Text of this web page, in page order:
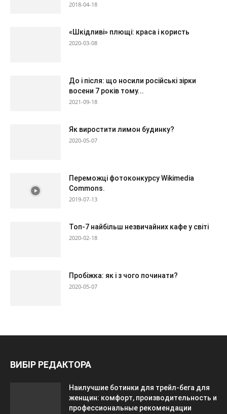
2018-04-18
«Шкідливі» плющі: краса і користь
2020-03-08
До і після: що носили російські зірки
восени 7 років тому...
2021-09-18
Як виростити лимон будинку?
2020-05-07
Переможці фотоконкурсу Wikimedia
Commons.
2019-07-13
Топ-7 найбільш незвичайних кафе у світі
2020-02-18
Пробіжка: як і з чого починати?
2020-05-07
ВИБІР РЕДАКТОРА
Наилучшие ботинки для трейл-бега для
женщин: комфорт, производительность и
профессиональные рекомендации